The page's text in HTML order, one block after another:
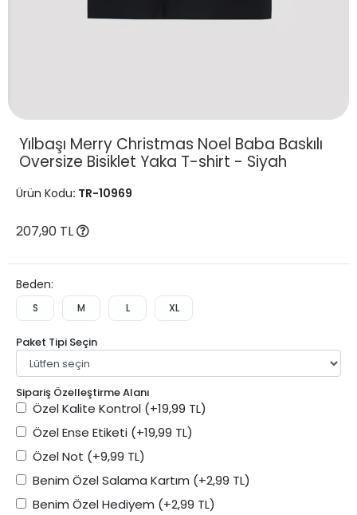
Yılbaşı Merry Christmas Noel Baba Baskılı
Oversize Bisiklet Yaka T-shirt - Siyah
Ürün Kodu: TR-10969
207,90 TL
Beden:
S M L XL
Paket Tipi Seçin
Sipariş Özelleştirme Alanı
Özel Kalite Kontrol (+19,99 TL)
Özel Ense Etiketi (+19,99 TL)
Özel Not (+9,99 TL)
Benim Özel Salama Kartım (+2,99 TL)
Benim Özel Hediyem (+2,99 TL)